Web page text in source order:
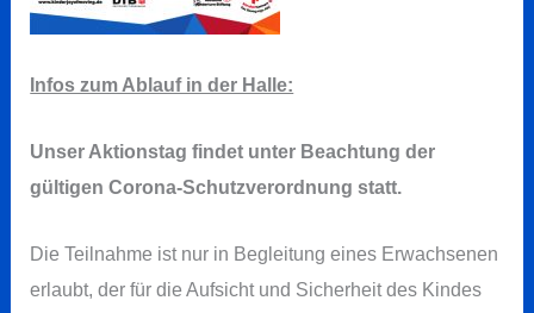
Infos zum Ablauf in der Halle:
Unser Aktionstag findet unter Beachtung der
gültigen Corona-Schutzverordnung statt.
Die Teilnahme ist nur in Begleitung eines Erwachsenen
erlaubt, der für die Aufsicht und Sicherheit des Kindes